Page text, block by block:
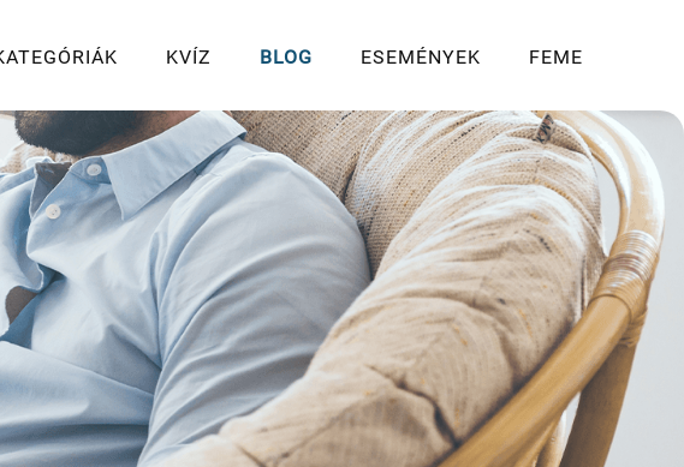
KVÍZ BLOG ESEMÉNYEK FEME